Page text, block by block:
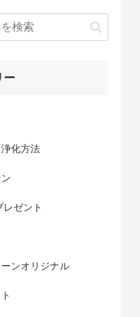
ー
化方法
レゼント
ンオリジナル